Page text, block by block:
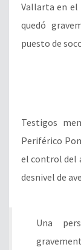
Vallarta en el
quedó
puesto de
Testigos
Periférico
el control del
desnivel de
Una